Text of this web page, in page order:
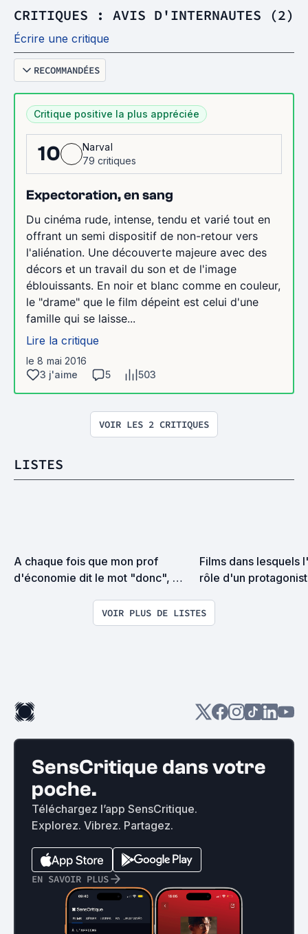
CRITIQUES : AVIS D'INTERNAUTES (2)
Écrire une critique
RECOMMANDÉES
Critique positive la plus appréciée
10
Narval
79 critiques
Expectoration, en sang
Du cinéma rude, intense, tendu et varié tout en
offrant un semi dispositif de non-retour vers
l'aliénation. Une découverte majeure avec des
décors et un travail du son et de l'image
éblouissants. En noir et blanc comme en couleur,
le "drame" que le film dépeint est celui d'une
famille qui se laisse...
Lire la critique
le 8 mai 2016
3 j'aime
5 503
VOIR LES 2 CRITIQUES
LISTES
A chaque fois que mon prof
d'économie dit le mot "donc",
Films dans lesquels
rôle d'un
VOIR PLUS DE LISTES
SensCritique dans votre
poche.
Téléchargez l’app SensCritique.
Explorez. Vibrez. Partagez.
EN SAVOIR PLUS